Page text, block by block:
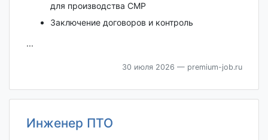
для производства СМР
Заключение договоров и контроль
...
30 июля 2026 — premium-job.ru
Инженер ПТО